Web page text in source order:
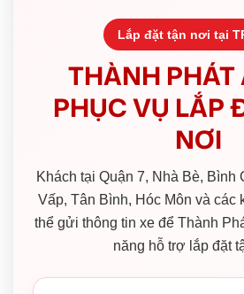
Lắp đặt tận nơi tại
THÀNH PHÁT
PHỤC VỤ LẮP
NƠI
Khách tại Quận 7, Nhà Bè, Bình
Vấp, Tân Bình, Hóc Môn và các
thể gửi thông tin xe để Thành
năng hỗ trợ lắp đặt